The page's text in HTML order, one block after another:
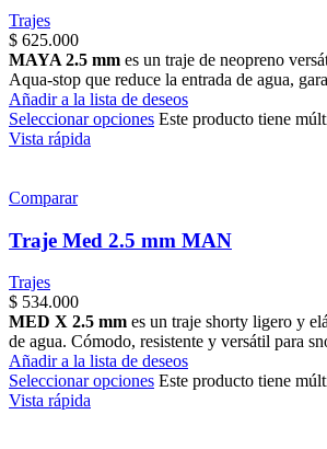
Trajes
$ 625.000
MAYA 2.5 mm es un traje de neopreno
Aqua-stop que reduce la entrada de agua,
Añadir a la lista de deseos
Seleccionar opciones Este producto tiene
Vista rápida
Comparar
Traje Med 2.5 mm MAN
Trajes
$ 534.000
MED X 2.5 mm es un traje shorty ligero y
de agua. Cómodo, resistente y versátil para
Añadir a la lista de deseos
Seleccionar opciones Este producto tiene
Vista rápida